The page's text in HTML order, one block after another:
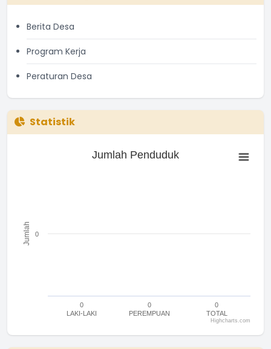
Berita Desa
Program Kerja
Peraturan Desa
Statistik
Bar chart with 3 bars.
Jumlah
Jumlah Penduduk
0
LAKI-LAKI
0
PEREMPUAN
0
TOTAL
0
Highcharts.com